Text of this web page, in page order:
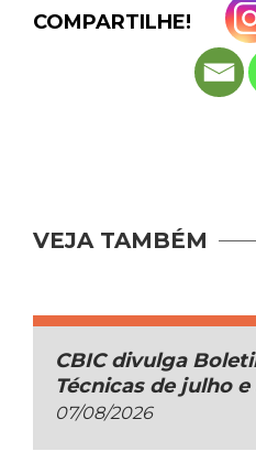
COMPARTILHE!
VEJA TAMBÉM
CBIC divulga
Técnicas de julho
07/08/2026